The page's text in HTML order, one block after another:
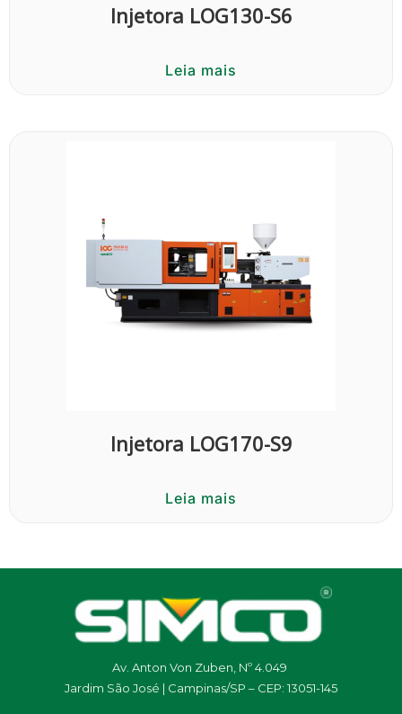
Injetora LOG130-S6
Leia mais
Injetora LOG170-S9
Leia mais
Av. Anton Von Zuben, Nº 4.049
Jardim São José | Campinas/SP – CEP: 13051-145